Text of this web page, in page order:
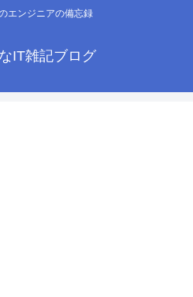
エンジニアの備忘録
IT雑記ブログ